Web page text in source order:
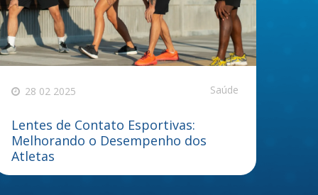
28 02 2025 Saúde
Lentes de Contato Esportivas:
Melhorando o Desempenho dos
Atletas